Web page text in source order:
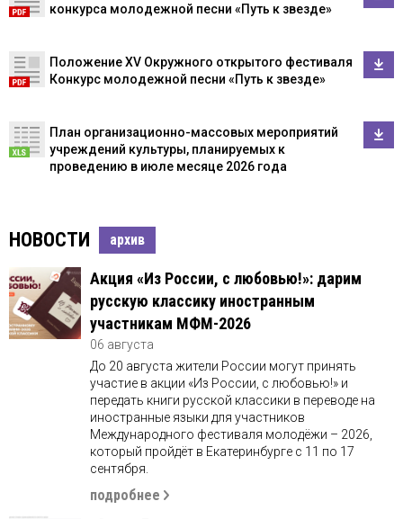
конкурса молодежной песни «Путь к звезде»
Положение XV Окружного открытого фестиваля
Конкурс молодежной песни «Путь к звезде»
План организационно-массовых мероприятий
учреждений культуры, планируемых к
проведению в июле месяце 2026 года
НОВОСТИ архив
Акция «Из России, с любовью!»: дарим
русскую классику иностранным
участникам МФМ-2026
06 августа
До 20 августа жители России могут принять
участие в акции «Из России, с любовью!» и
передать книги русской классики в переводе на
иностранные языки для участников
Международного фестиваля молодёжи – 2026,
который пройдёт в Екатеринбурге с 11 по 17
сентября.
подробнее